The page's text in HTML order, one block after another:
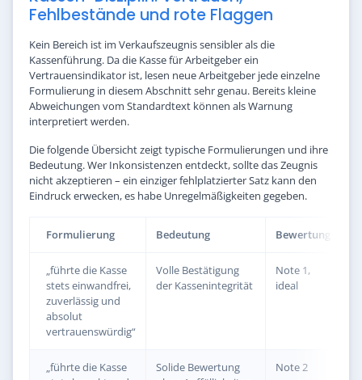
Fehlbestände und rote Flaggen
Kein Bereich ist im Verkaufszeugnis sensibler als die
Kassenführung. Da die Kasse für Arbeitgeber ein
Vertrauensindikator ist, lesen neue Arbeitgeber jede einzelne
Formulierung in diesem Abschnitt sehr genau. Bereits kleine
Abweichungen vom Standardtext können als Warnung
interpretiert werden.
Die folgende Übersicht zeigt typische Formulierungen und ihre
Bedeutung. Wer Inkonsistenzen entdeckt, sollte das Zeugnis
nicht akzeptieren – ein einziger fehlplatzierter Satz kann den
Eindruck erwecken, es habe Unregelmäßigkeiten gegeben.
Formulierung Bedeutung Bewertung
„führte die Kasse
stets einwandfrei,
zuverlässig und
absolut
vertrauenswürdig“
Volle Bestätigung
der Kassenintegrität
Note 1,
ideal
„führte die Kasse
Solide Bewertung
Note 2